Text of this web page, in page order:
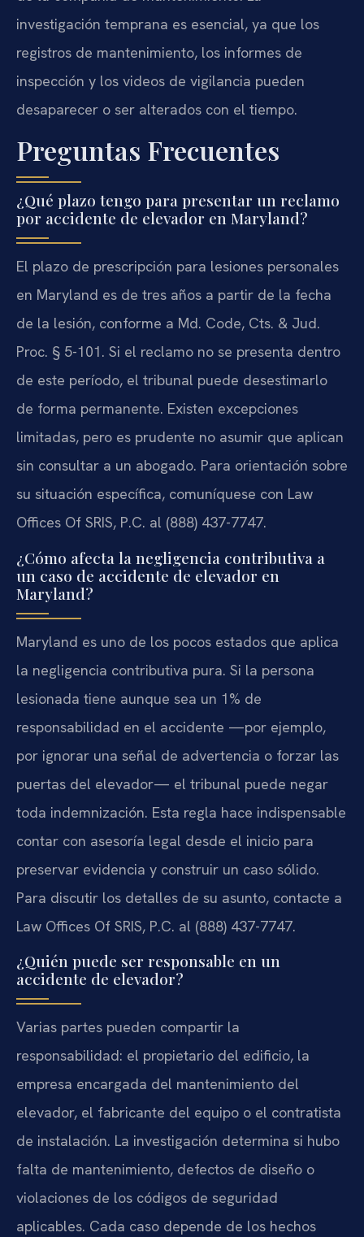
investigación temprana es esencial, ya que los
registros de mantenimiento, los informes de
inspección y los videos de vigilancia pueden
desaparecer o ser alterados con el tiempo.
Preguntas Frecuentes
¿Qué plazo tengo para presentar un reclamo
por accidente de elevador en Maryland?
El plazo de prescripción para lesiones personales
en Maryland es de tres años a partir de la fecha
de la lesión, conforme a Md. Code, Cts. & Jud.
Proc. § 5-101. Si el reclamo no se presenta dentro
de este período, el tribunal puede desestimarlo
de forma permanente. Existen excepciones
limitadas, pero es prudente no asumir que aplican
sin consultar a un abogado. Para orientación sobre
su situación específica, comuníquese con Law
Offices Of SRIS, P.C. al (888) 437-7747.
¿Cómo afecta la negligencia contributiva a
un caso de accidente de elevador en
Maryland?
Maryland es uno de los pocos estados que aplica
la negligencia contributiva pura. Si la persona
lesionada tiene aunque sea un 1% de
responsabilidad en el accidente —por ejemplo,
por ignorar una señal de advertencia o forzar las
puertas del elevador— el tribunal puede negar
toda indemnización. Esta regla hace indispensable
contar con asesoría legal desde el inicio para
preservar evidencia y construir un caso sólido.
Para discutir los detalles de su asunto, contacte a
Law Offices Of SRIS, P.C. al (888) 437-7747.
¿Quién puede ser responsable en un
accidente de elevador?
Varias partes pueden compartir la
responsabilidad: el propietario del edificio, la
empresa encargada del mantenimiento del
elevador, el fabricante del equipo o el contratista
de instalación. La investigación determina si hubo
falta de mantenimiento, defectos de diseño o
violaciones de los códigos de seguridad
aplicables. Cada caso depende de los hechos